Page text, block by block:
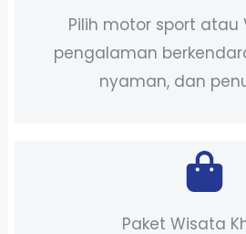
Pilih motor sport atau
pengalaman
nyaman, dan
Paket Wisata